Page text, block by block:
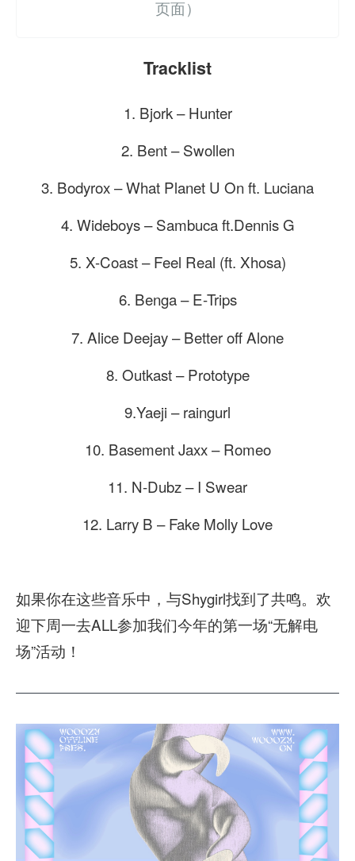
页面）
Tracklist
1. Bjork – Hunter
2. Bent – Swollen
3. Bodyrox – What Planet U On ft. Luciana
4. Wideboys – Sambuca ft.Dennis G
5. X-Coast – Feel Real (ft. Xhosa)
6. Benga – E-Trips
7. Alice Deejay – Better off Alone
8. Outkast – Prototype
9.Yaeji – raingurl
10. Basement Jaxx – Romeo
11. N-Dubz – I Swear
12. Larry B – Fake Molly Love
如果你在这些音乐中，与Shygirl找到了共鸣。欢
迎下周一去ALL参加我们今年的第一场“无解电
场”活动！